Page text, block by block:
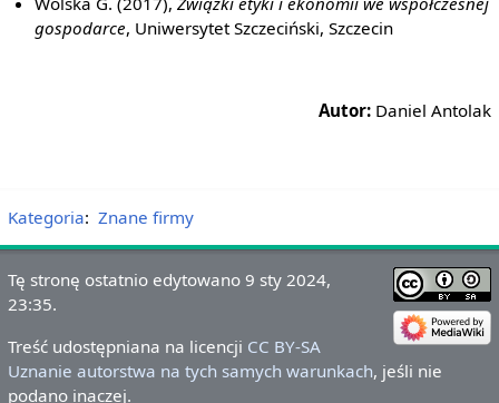
gospodarce, Uniwersytet Szczeciński, Szczecin
Autor: Daniel Antolak
Kategoria: Znane firmy
Tę stronę ostatnio edytowano 9 sty 2024,
23:35.
Treść udostępniana na licencji CC BY-SA
Uznanie autorstwa na tych samych warunkach, jeśli nie
podano inaczej.